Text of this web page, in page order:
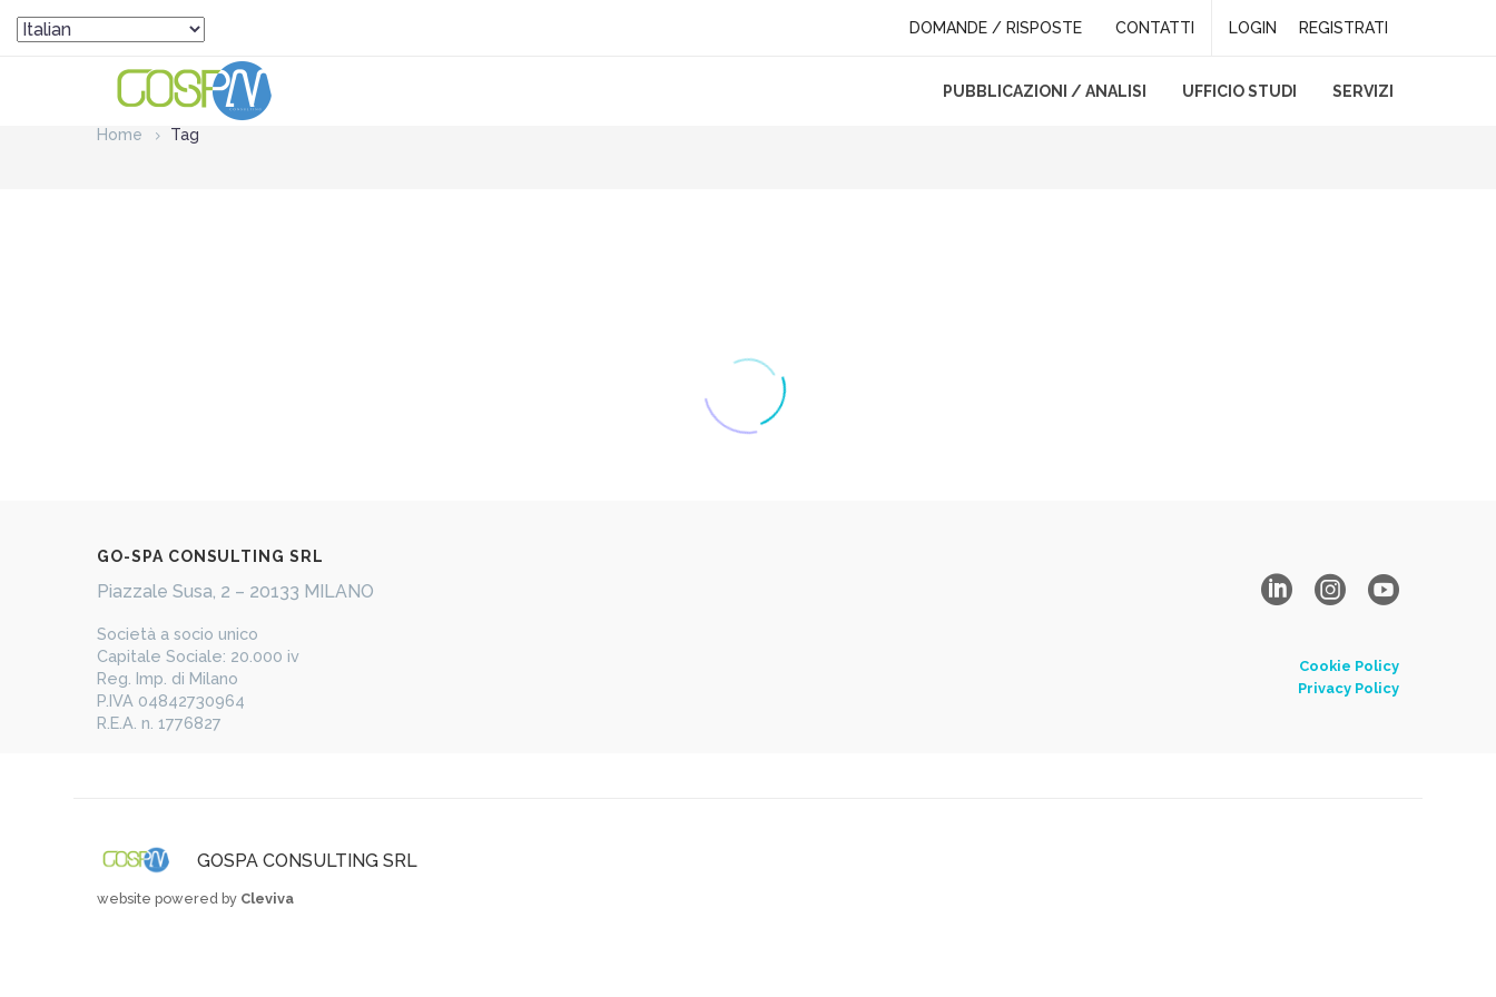
DOMANDE / RISPOSTE CONTATTI LOGIN REGISTRATI
PUBBLICAZIONI / ANALISI UFFICIO STUDI SERVIZI
Home Tag
​GO-​​SPA CONSULTING SRL
Piazzale Susa, 2 – 20133 MILANO
​Società a socio unico
Capitale Sociale: 20.000 iv
Reg. Imp. di Milano
P.IVA 04842730964
R.E.A. n. 1776827
Cookie Policy
Privacy Policy
GOSPA CONSULTING SRL
website powered by Cleviva